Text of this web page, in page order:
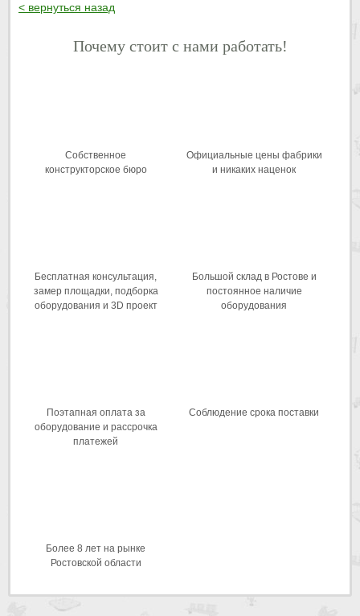
< вернуться назад
Почему стоит с нами работать!
Собственное
конструкторское бюро
Официальные цены фабрики
и никаких наценок
Бесплатная консультация,
замер площадки, подборка
оборудования и 3D проект
Большой склад в Ростове и
постоянное наличие
оборудования
Поэтапная оплата за
оборудование и рассрочка
платежей
Соблюдение срока поставки
Более 8 лет на рынке
Ростовской области